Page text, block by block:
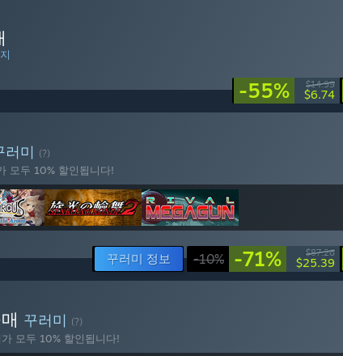
-55% $14.99
$6.74
러미 (?)
모두 10% 할인됩니다!
꾸러미 정보 -10% -71% $87.26
$25.39
꾸러미 (?)
모두 10% 할인됩니다!